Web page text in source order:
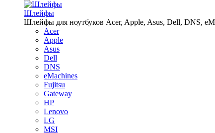
Шлейфы
Шлейфы для ноутбуков Acer, Apple, Asus, Dell, DNS,
Acer
Apple
Asus
Dell
DNS
eMachines
Fujitsu
Gateway
HP
Lenovo
LG
MSI